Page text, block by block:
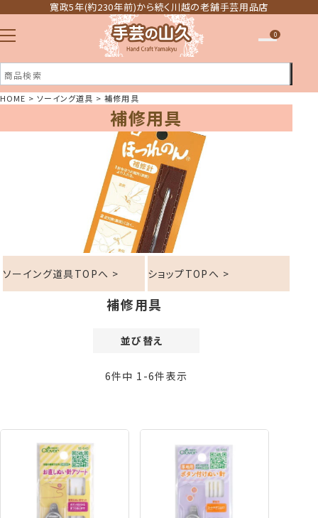
寛政5年(約230年前)から続く川越の老舗手芸用品店
注文履歴
ほしい物リスト
0
HOME ソーイング道具 補修用具
補修用具
ソーイング道具TOPへ > ショップTOPへ >
補修用具
並び替え
価格が高い順
おすすめ順
6件中 1 -6件表示